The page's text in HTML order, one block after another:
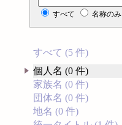
すべて 名称のみ
すべて (5 件)
個人名 (0 件)
家族名 (0 件)
団体名 (0 件)
地名 (0 件)